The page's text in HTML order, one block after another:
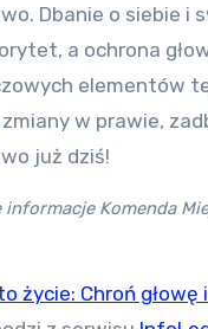
Dbanie o siebie i
a ochrona
elementów
w prawie,
już dziś!
informacje Komenda
życie: Chroń głowę